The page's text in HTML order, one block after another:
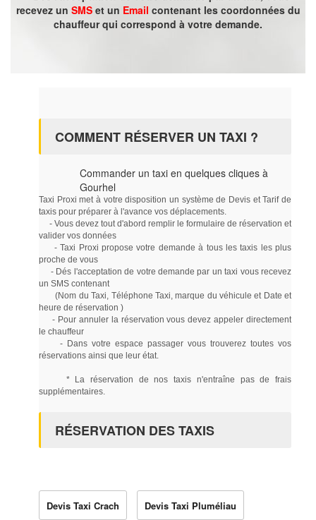
recevez un SMSet un Email contenant les coordonnées du
chauffeur qui correspond à votre demande.
COMMENT RÉSERVER UN TAXI ?
Commander un taxi en quelques cliques à
Gourhel
Taxi Proxi met à votre disposition un système de Devis et Tarif de
taxis pour préparer à l'avance vos déplacements.
- Vous devez tout d'abord remplir le formulaire de réservation et
valider vos données
- Taxi Proxi propose votre demande à tous les taxis les plus
proche de vous
- Dés l'acceptation de votre demande par un taxi vous recevez
un SMS contenant
(Nom du Taxi, Téléphone Taxi, marque du véhicule et Date et
heure de réservation )
- Pour annuler la réservation vous devez appeler directement
le chauffeur
- Dans votre espace passager vous trouverez toutes vos
réservations ainsi que leur état.
* La réservation de nos taxis n'entraîne pas de frais
supplémentaires.
RÉSERVATION DES TAXIS
Devis Taxi Crach Devis Taxi Pluméliau